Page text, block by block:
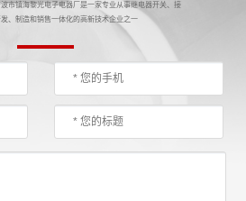
市镇海黎光电子电器厂是一家专业从事继电器开关、接
、制造和销售一体化的高新技术企业之一